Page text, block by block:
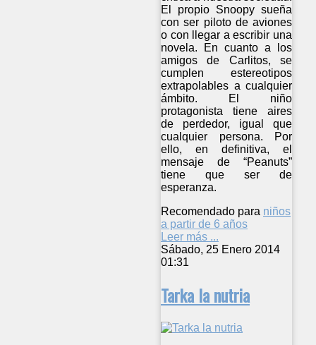
El propio Snoopy sueña
con ser piloto de aviones
o con llegar a escribir una
novela. En cuanto a los
amigos de Carlitos, se
cumplen estereotipos
extrapolables a cualquier
ámbito. El niño
protagonista tiene aires
de perdedor, igual que
cualquier persona. Por
ello, en definitiva, el
mensaje de “Peanuts”
tiene que ser de
esperanza.
Recomendado para niños
a partir de 6 años
Leer más ...
Sábado, 25 Enero 2014
01:31
Tarka la nutria